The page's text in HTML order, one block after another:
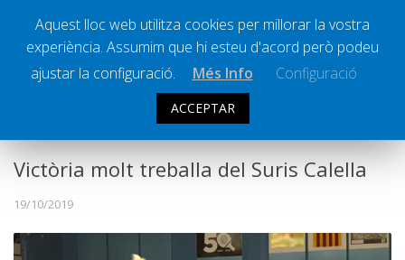
Successos
Esports
Ràdio Calella Televisió
Victòria molt treballa del Suris Calella
19/10/2019
Aquest lloc web utilitza cookies per millorar la vostra
experiència. Assumim que hi esteu d'acord però podeu
ajustar la configuració.
Més Info Configuració
ACCEPTAR